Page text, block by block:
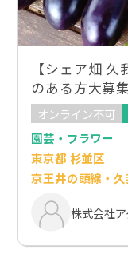
【シェア畑
のある方大募
オンライン不可
園芸・フラワー
東京都 杉並区
京王井の頭線・
株式会社